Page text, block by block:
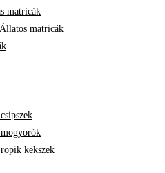
matricák
matricák
kekszek